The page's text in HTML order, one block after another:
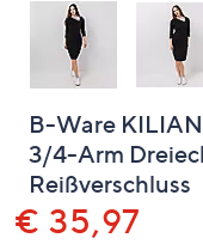
diese
anzuzeigen.
B-Ware
3/4-Arm
Reißverschluss
Gelöscht
€ 35,97